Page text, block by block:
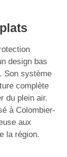
design bas
Son système
complète
du plein air.
à Colombier-
aux
la région.